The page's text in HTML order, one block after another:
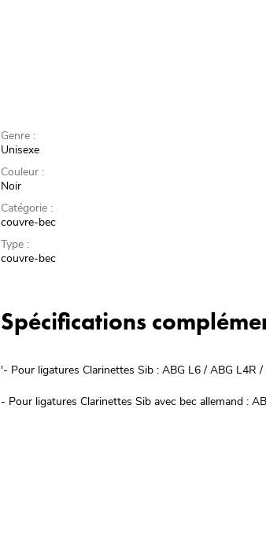
Genre :
Unisexe
Couleur :
Noir
Catégorie :
couvre-bec
Type :
couvre-bec
Spécifications
'- Pour ligatures Clarinettes Sib : ABG L6 / ABG L4R
- Pour ligatures Clarinettes Sib avec bec allemand :